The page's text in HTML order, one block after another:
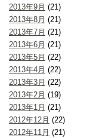
2013年9月 (21)
2013年8月 (21)
2013年7月 (21)
2013年6月 (21)
2013年5月 (22)
2013年4月 (22)
2013年3月 (22)
2013年2月 (19)
2013年1月 (21)
2012年12月 (22)
2012年11月 (21)